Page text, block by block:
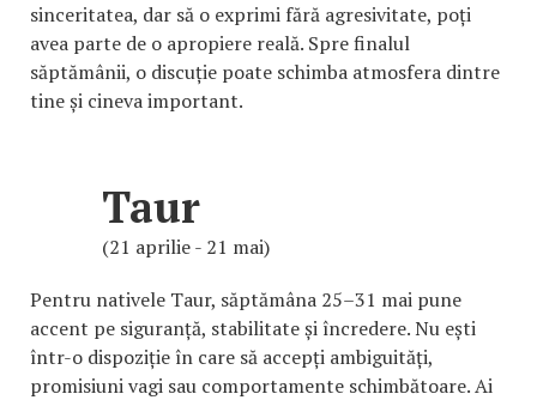
sinceritatea, dar să o exprimi fără agresivitate, poți
avea parte de o apropiere reală. Spre finalul
săptămânii, o discuție poate schimba atmosfera dintre
tine și cineva important.
Taur
(21 aprilie - 21 mai)
Pentru nativele Taur, săptămâna 25–31 mai pune
accent pe siguranță, stabilitate și încredere. Nu ești
într-o dispoziție în care să accepți ambiguități,
promisiuni vagi sau comportamente schimbătoare. Ai